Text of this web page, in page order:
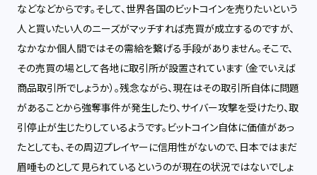
などなどからです。そして、世界各国のビットコインを売りたいという
人と買いたい人のニーズがマッチすれば売買が成立するのですが、
なかなか個人間ではその需給を繋げる手段がありません。そこで、
その売買の場として各地に取引所が設置されています（金でいえば
商品取引所でしょうか）。残念ながら、現在はその取引所自体に問題
があることから強奪事件が発生したり、サイバー攻撃を受けたり、取
引停止が生じたりしているようです。ビットコイン自体に価値があっ
たとしても、その周辺プレイヤーに信用性がないので、日本ではまだ
眉唾ものとして見られているというのが現在の状況ではないでしょ